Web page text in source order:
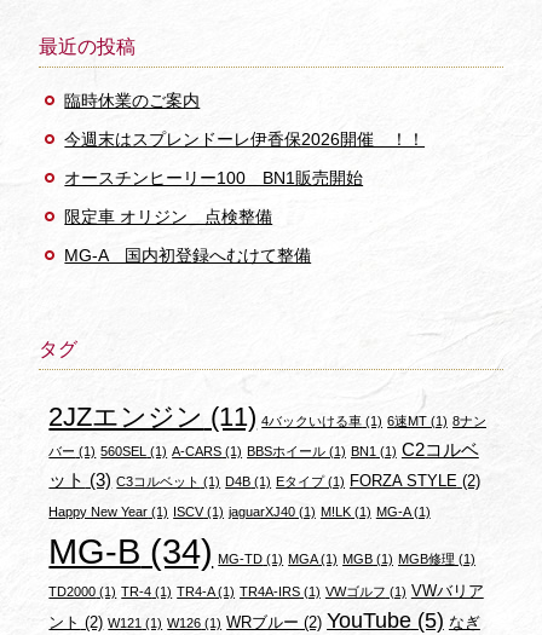
最近の投稿
臨時休業のご案内
今週末はスプレンドーレ伊香保2026開催 ！！
オースチンヒーリー100 BN1販売開始
限定車 オリジン 点検整備
MG-A 国内初登録へむけて整備
タグ
2JZエンジン (11) 4バックいける車 (1) 6速MT (1) 8ナン
バー (1) 560SEL (1) A-CARS (1) BBSホイール(1) BN1 (1) C2コルベ
ット (3) C3コルベット (1) D4B (1) Eタイプ(1) FORZA STYLE(2)
Happy New Year (1) ISCV(1) jaguarXJ40(1) M!LK(1) MG-A(1)
MG-B (34) MG-TD (1) MGA(1) MGB (1) MGB修理 (1)
TD2000 (1) TR-4 (1) TR4-A(1) TR4A-IRS(1) VWゴルフ (1) VWバリア
ント (2) W121 (1) W126 (1) WRブルー (2) YouTube(5) なぎ